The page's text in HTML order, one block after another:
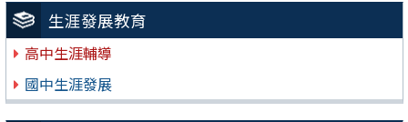
生涯發展教育
高中生涯輔導
國中生涯發展